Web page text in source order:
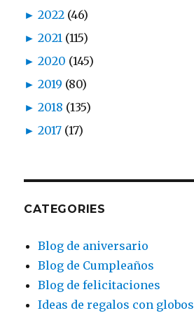
► 2022 (46)
► 2021 (115)
► 2020 (145)
► 2019 (80)
► 2018 (135)
► 2017 (17)
CATEGORIES
Blog de aniversario
Blog de Cumpleaños
Blog de felicitaciones
Ideas de regalos con globos